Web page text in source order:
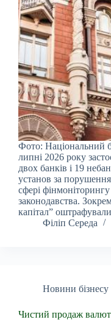
Фото: Національний
липні 2026 року
двох банків і 19
установ за
сфері
законодавства.
капітал”
Філіп Середа
Новини бізнесу
Чистий продаж